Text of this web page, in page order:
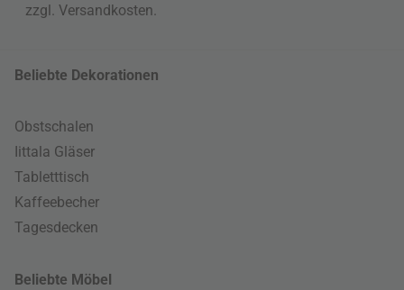
zzgl. Versandkosten
Beliebte Dekorationen
Obstschalen
Iittala Gläser
Tabletttisch
Kaffeebecher
Tagesdecken
Beliebte Möbel